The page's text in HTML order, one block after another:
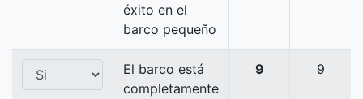
éxito en el
barco pequeño
El barco está
completamente
9 9